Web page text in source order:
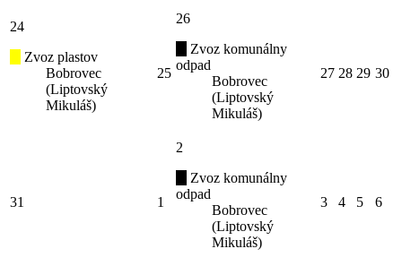
24
Zvoz plastov
Bobrovec
(Liptovský
Mikuláš)
25
26
Zvoz komunálny
odpad
Bobrovec
(Liptovský
Mikuláš)
27 28 29 30
31 1
2
Zvoz komunálny
odpad
Bobrovec
(Liptovský
Mikuláš)
3 4 5 6